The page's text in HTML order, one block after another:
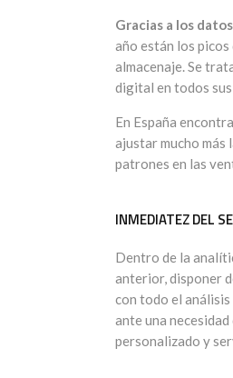
Gracias a los
año están los
almacenaje. Se
digital en todos
En España
ajustar mucho más
patrones en las
INMEDIATEZ DEL
Dentro de la
anterior, disponer
con todo el
ante una
personalizado y